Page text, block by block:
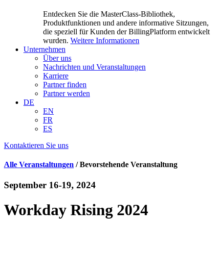
Entdecken Sie die MasterClass-Bibliothek,
Produktfunktionen und andere informative Sitzungen,
die speziell für Kunden der BillingPlatform entwickelt
wurden. Weitere Informationen
Unternehmen
Über uns
Nachrichten und Veranstaltungen
Karriere
Partner finden
Partner werden
DE
EN
FR
ES
Kontaktieren Sie uns
Alle Veranstaltungen / Bevorstehende Veranstaltung
September 16-19, 2024
Workday Rising 2024